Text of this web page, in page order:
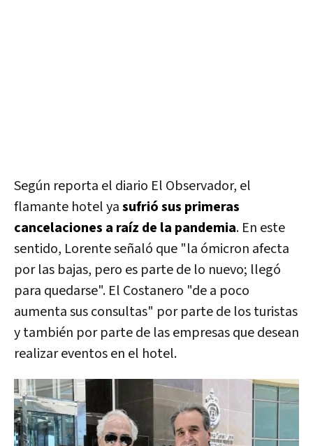
Según reporta el diario El Observador, el
flamante hotel yasufrió sus primeras
cancelaciones a raíz de la pandemia. En este
sentido, Lorente señaló que "la ómicron afecta
por las bajas, pero es parte de lo nuevo; llegó
para quedarse". El Costanero "de a poco
aumenta sus consultas" por parte de los turistas
y también por parte de las empresas que desean
realizar eventos en el hotel.